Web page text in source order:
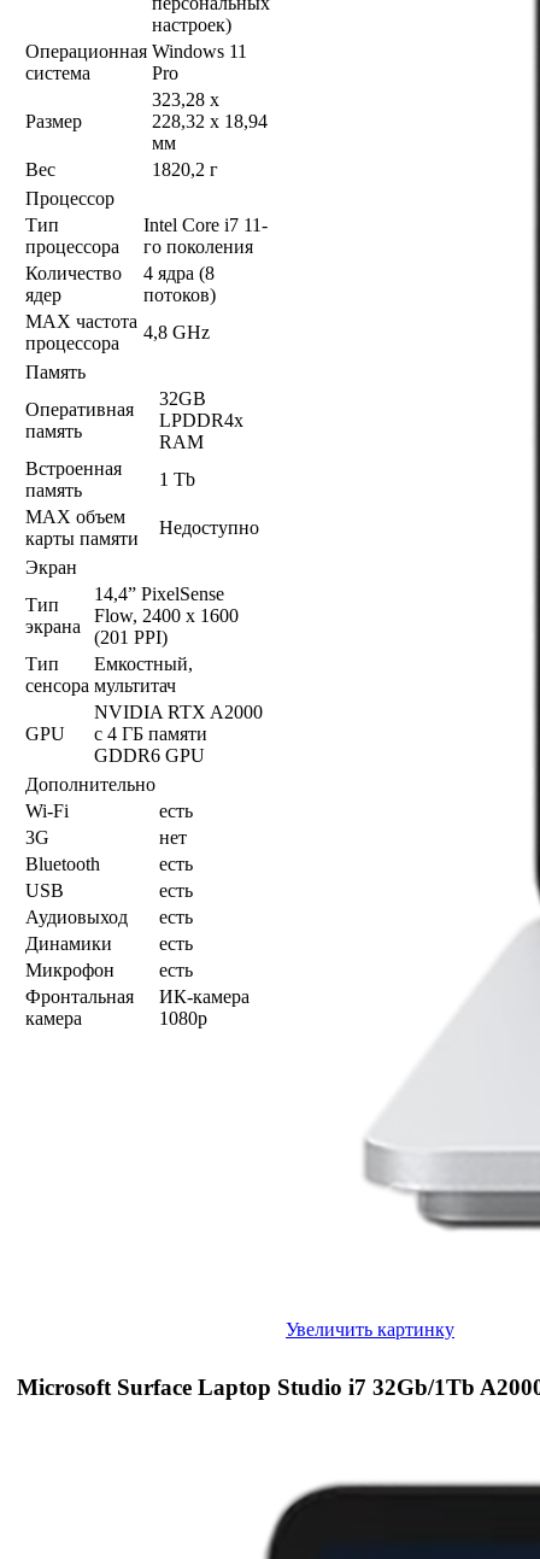
настроек)
Операционная
система
Windows 11
Pro
Размер
323,28 x
228,32 x 18,94
мм
Вес
1820,2 г
Процессор
Тип
процессора
Intel Core i7 11-
го поколения
Количество
ядер
4 ядра (8
потоков)
MAX частота
процессора
4,8 GHz
Память
Оперативная
память
32GB
LPDDR4x
RAM
Встроенная
память
1 Tb
MAX объем
карты памяти
Недоступно
Экран
Тип
экрана
14,4” PixelSense
Flow, 2400 x 1600
(201 PPI)
Тип
сенсора
Емкостный,
мультитач
GPU
NVIDIA RTX A2000
с 4 ГБ памяти
GDDR6 GPU
Дополнительно
Wi-Fi
есть
3G
нет
Bluetooth
есть
USB
есть
Аудиовыход
есть
Динамики
есть
Микрофон
есть
Фронтальная
камера
ИК-камера
1080p
Увеличить картинку
Microsoft Surface Laptop Studio i7 32Gb/1Tb